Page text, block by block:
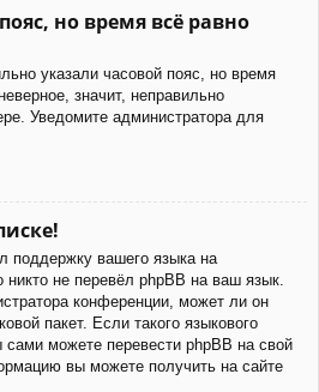
но время всё равно
указали часовой пояс, но время
значит, неправильно
Уведомите администратора для
поддержку вашего языка на
не перевёл phpBB на ваш язык.
конференции, может ли он
пакет. Если такого языкового
сами можете перевести phpBB на свой
вы можете получить на сайте